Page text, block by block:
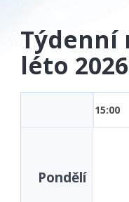
Týdenní
léto 2026
Pondělí
15:00